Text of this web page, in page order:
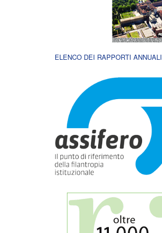
ELENCO DEI RAPPORTI ANNUALI